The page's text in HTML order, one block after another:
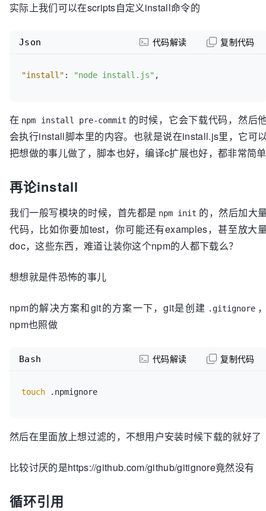
实际上我们可以在scripts自定义install命令的
"install" : "node install.js" ,
Json 代码解读 复制代码
在 npm install pre-commit 的时候，它会下载代码，然后
会执行install脚本里的内容。也就是说在install.js里，它可
把想做的事儿做了，脚本也好，编译c扩展也好，都非常简单
再论install
我们一般写模块的时候，首先都是 npm init 的，然后加大
代码，比如你要加test，你可能还有examples，甚至放大
doc，这些东西，难道让装你这个npm的人都下载么？
想想就是件恐怖的事儿
npm的解决方案和git的方案一下，git是创建 .gitignore
npm也照做
touch
Bash 代码解读 复制代码
然后在里面放上想过滤的，不想用户安装时候下载的就好了
比较讨厌的是https://github.com/github/gitignore竟然没有
循环引用